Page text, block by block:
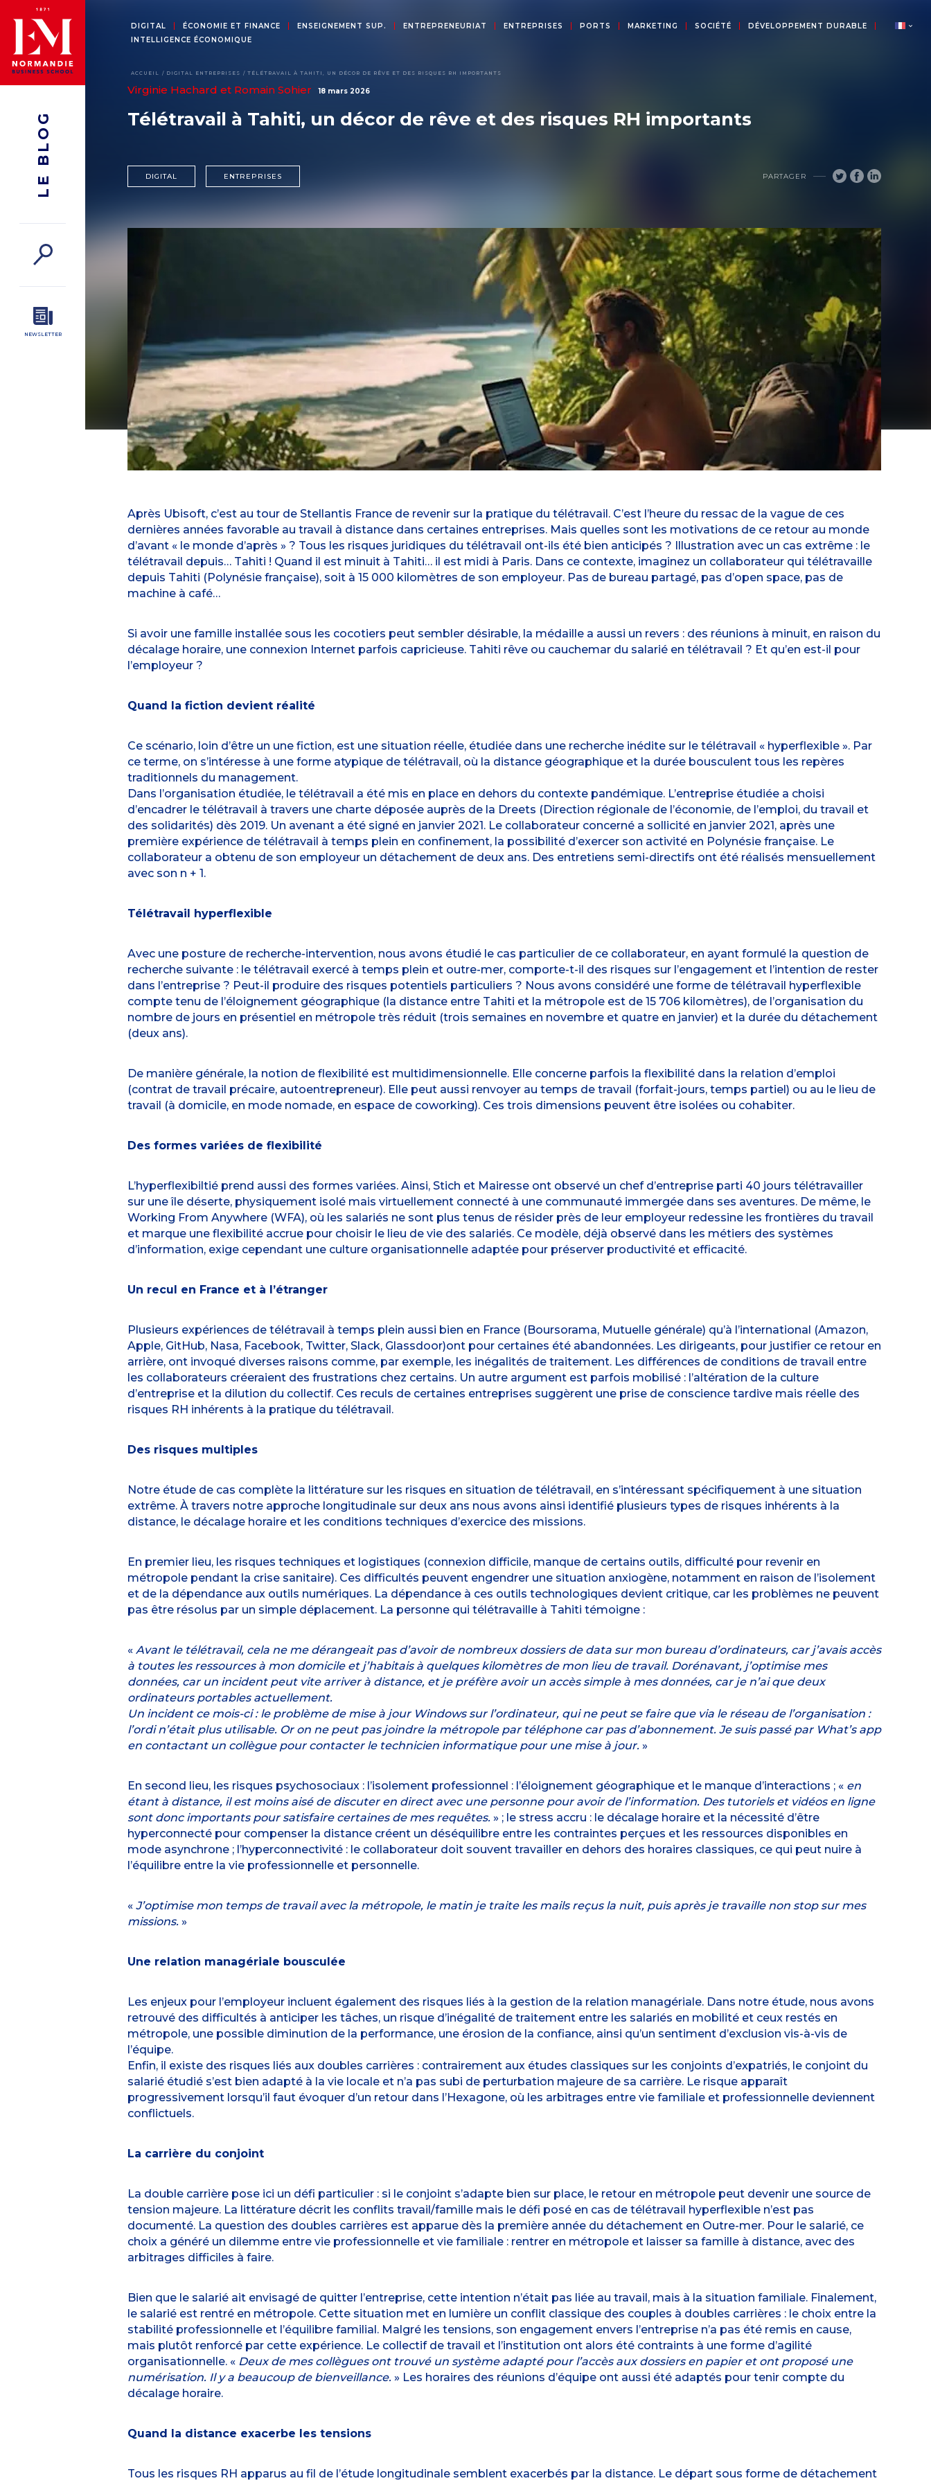
DIGITAL ÉCONOMIE ET FINANCE ENSEIGNEMENT SUP. ENTREPRENEURIAT ENTREPRISES PORTS MARKETING SOCIÉTÉ
DÉVELOPPEMENT DURABLE
INTELLIGENCE ÉCONOMIQUE
ACCUEIL DIGITAL ENTREPRISES TÉLÉTRAVAIL À TAHITI, UN DÉCOR DE RÊVE ET DES RISQUES RH IMPORTANTS
LE BLOG
NEWSLETTER
Virginie Hachard et Romain Sohier 18 mars 2026
Télétravail à Tahiti, un décor de rêve et des risques RH importants
DIGITAL ENTREPRISES PARTAGER
Après Ubisoft, c’est au tour de Stellantis France de revenir sur la pratique du télétravail. C’est l’heure du ressac de la vague de ces
dernières années favorable au travail à distance dans certaines entreprises. Mais quelles sont les motivations de ce retour au monde
d’avant « le monde d’après » ? Tous les risques juridiques du télétravail ont-ils été bien anticipés ? Illustration avec un cas extrême : le
télétravail depuis… Tahiti ! Quand il est minuit à Tahiti… il est midi à Paris. Dans ce contexte, imaginez un collaborateur qui télétravaille
depuis Tahiti (Polynésie française), soit à 15 000 kilomètres de son employeur. Pas de bureau partagé, pas d’open space, pas de
machine à café…
Si avoir une famille installée sous les cocotiers peut sembler désirable, la médaille a aussi un revers : des réunions à minuit, en raison du
décalage horaire, une connexion Internet parfois capricieuse. Tahiti rêve ou cauchemar du salarié en télétravail ? Et qu’en est-il pour
l’employeur ?
Quand la fiction devient réalité
Ce scénario, loin d’être un une fiction, est une situation réelle, étudiée dans une recherche inédite sur le télétravail « hyperflexible ». Par
ce terme, on s’intéresse à une forme atypique de télétravail, où la distance géographique et la durée bousculent tous les repères
traditionnels du management.
Dans l’organisation étudiée, le télétravail a été mis en place en dehors du contexte pandémique. L’entreprise étudiée a choisi
d’encadrer le télétravail à travers une charte déposée auprès de la Dreets (Direction régionale de l’économie, de l’emploi, du travail et
des solidarités) dès 2019. Un avenant a été signé en janvier 2021. Le collaborateur concerné a sollicité en janvier 2021, après une
première expérience de télétravail à temps plein en confinement, la possibilité d’exercer son activité en Polynésie française. Le
collaborateur a obtenu de son employeur un détachement de deux ans. Des entretiens semi-directifs ont été réalisés mensuellement
avec son n + 1.
Télétravail hyperflexible
Avec une posture de recherche-intervention, nous avons étudié le cas particulier de ce collaborateur, en ayant formulé la question de
recherche suivante : le télétravail exercé à temps plein et outre-mer, comporte-t-il des risques sur l’engagement et l’intention de rester
dans l’entreprise ? Peut-il produire des risques potentiels particuliers ? Nous avons considéré une forme de télétravail hyperflexible
compte tenu de l’éloignement géographique (la distance entre Tahiti et la métropole est de 15 706 kilomètres), de l’organisation du
nombre de jours en présentiel en métropole très réduit (trois semaines en novembre et quatre en janvier) et la durée du détachement
(deux ans).
De manière générale, la notion de flexibilité est multidimensionnelle. Elle concerne parfois la flexibilité dans la relation d’emploi
(contrat de travail précaire, autoentrepreneur). Elle peut aussi renvoyer au temps de travail (forfait-jours, temps partiel) ou au le lieu de
travail (à domicile, en mode nomade, en espace de coworking). Ces trois dimensions peuvent être isolées ou cohabiter.
Des formes variées de flexibilité
L’hyperflexibiltié prend aussi des formes variées. Ainsi, Stich et Mairesse ont observé un chef d’entreprise parti 40 jours télétravailler
sur une île déserte, physiquement isolé mais virtuellement connecté à une communauté immergée dans ses aventures. De même, le
Working From Anywhere (WFA), où les salariés ne sont plus tenus de résider près de leur employeur redessine les frontières du travail
et marque une flexibilité accrue pour choisir le lieu de vie des salariés. Ce modèle, déjà observé dans les métiers des systèmes
d’information, exige cependant une culture organisationnelle adaptée pour préserver productivité et efficacité.
Un recul en France et à l’étranger
Plusieurs expériences de télétravail à temps plein aussi bien en France (Boursorama, Mutuelle générale) qu’à l’international (Amazon,
Apple, GitHub, Nasa, Facebook, Twitter, Slack, Glassdoor)ont pour certaines été abandonnées. Les dirigeants, pour justifier ce retour en
arrière, ont invoqué diverses raisons comme, par exemple, les inégalités de traitement. Les différences de conditions de travail entre
les collaborateurs créeraient des frustrations chez certains. Un autre argument est parfois mobilisé : l’altération de la culture
d’entreprise et la dilution du collectif. Ces reculs de certaines entreprises suggèrent une prise de conscience tardive mais réelle des
risques RH inhérents à la pratique du télétravail.
Des risques multiples
Notre étude de cas complète la littérature sur les risques en situation de télétravail, en s’intéressant spécifiquement à une situation
extrême. À travers notre approche longitudinale sur deux ans nous avons ainsi identifié plusieurs types de risques inhérents à la
distance, le décalage horaire et les conditions techniques d’exercice des missions.
En premier lieu, les risques techniques et logistiques (connexion difficile, manque de certains outils, difficulté pour revenir en
métropole pendant la crise sanitaire). Ces difficultés peuvent engendrer une situation anxiogène, notamment en raison de l’isolement
et de la dépendance aux outils numériques. La dépendance à ces outils technologiques devient critique, car les problèmes ne peuvent
pas être résolus par un simple déplacement. La personne qui télétravaille à Tahiti témoigne :
« Avant le télétravail, cela ne me dérangeait pas d’avoir de nombreux dossiers de data sur mon bureau d’ordinateurs, car j’avais accès
à toutes les ressources à mon domicile et j’habitais à quelques kilomètres de mon lieu de travail. Dorénavant, j’optimise mes
données, car un incident peut vite arriver à distance, et je préfère avoir un accès simple à mes données, car je n’ai que deux
ordinateurs portables actuellement.
Un incident ce mois-ci : le problème de mise à jour Windows sur l’ordinateur, qui ne peut se faire que via le réseau de l’organisation :
l’ordi n’était plus utilisable. Or on ne peut pas joindre la métropole par téléphone car pas d’abonnement. Je suis passé par What’s app
en contactant un collègue pour contacter le technicien informatique pour une mise à jour. »
En second lieu, les risques psychosociaux : l’isolement professionnel : l’éloignement géographique et le manque d’interactions ; « en
étant à distance, il est moins aisé de discuter en direct avec une personne pour avoir de l’information. Des tutoriels et vidéos en ligne
sont donc importants pour satisfaire certaines de mes requêtes. » ; le stress accru : le décalage horaire et la nécessité d’être
hyperconnecté pour compenser la distance créent un déséquilibre entre les contraintes perçues et les ressources disponibles en
mode asynchrone ; l’hyperconnectivité : le collaborateur doit souvent travailler en dehors des horaires classiques, ce qui peut nuire à
l’équilibre entre la vie professionnelle et personnelle.
« J’optimise mon temps de travail avec la métropole, le matin je traite les mails reçus la nuit, puis après je travaille non stop sur mes
missions. »
Une relation managériale bousculée
Les enjeux pour l’employeur incluent également des risques liés à la gestion de la relation managériale. Dans notre étude, nous avons
retrouvé des difficultés à anticiper les tâches, un risque d’inégalité de traitement entre les salariés en mobilité et ceux restés en
métropole, une possible diminution de la performance, une érosion de la confiance, ainsi qu’un sentiment d’exclusion vis-à-vis de
l’équipe.
Enfin, il existe des risques liés aux doubles carrières : contrairement aux études classiques sur les conjoints d’expatriés, le conjoint du
salarié étudié s’est bien adapté à la vie locale et n’a pas subi de perturbation majeure de sa carrière. Le risque apparaît
progressivement lorsqu’il faut évoquer d’un retour dans l’Hexagone, où les arbitrages entre vie familiale et professionnelle deviennent
conflictuels.
La carrière du conjoint
La double carrière pose ici un défi particulier : si le conjoint s’adapte bien sur place, le retour en métropole peut devenir une source de
tension majeure. La littérature décrit les conflits travail/famille mais le défi posé en cas de télétravail hyperflexible n’est pas
documenté. La question des doubles carrières est apparue dès la première année du détachement en Outre-mer. Pour le salarié, ce
choix a généré un dilemme entre vie professionnelle et vie familiale : rentrer en métropole et laisser sa famille à distance, avec des
arbitrages difficiles à faire.
Bien que le salarié ait envisagé de quitter l’entreprise, cette intention n’était pas liée au travail, mais à la situation familiale. Finalement,
le salarié est rentré en métropole. Cette situation met en lumière un conflit classique des couples à doubles carrières : le choix entre la
stabilité professionnelle et l’équilibre familial. Malgré les tensions, son engagement envers l’entreprise n’a pas été remis en cause,
mais plutôt renforcé par cette expérience. Le collectif de travail et l’institution ont alors été contraints à une forme d’agilité
organisationnelle. « Deux de mes collègues ont trouvé un système adapté pour l’accès aux dossiers en papier et ont proposé une
numérisation. Il y a beaucoup de bienveillance. » Les horaires des réunions d’équipe ont aussi été adaptés pour tenir compte du
décalage horaire.
Quand la distance exacerbe les tensions
Tous les risques RH apparus au fil de l’étude longitudinale semblent exacerbés par la distance. Le départ sous forme de détachement